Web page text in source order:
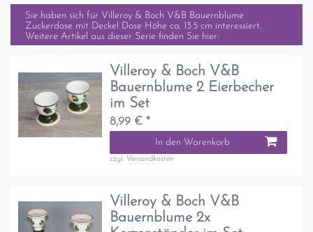
Sie haben sich für Villeroy & Boch V&B Bauernblume
Zuckerdose mit Deckel Dose Höhe ca. 13.5 cm interessiert.
Weitere Artikel aus dieser Serie finden Sie hier:
Villeroy & Boch V&B
Bauernblume 2 Eierbecher
im Set
8,99 € *
In den Warenkorb
zzgl. Versandkosten
Villeroy & Boch V&B
Bauernblume 2x